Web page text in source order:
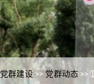
党群建设>> 党群动态 >>